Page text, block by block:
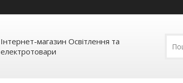
Інтернет-магазин Освітлення та
електротовари